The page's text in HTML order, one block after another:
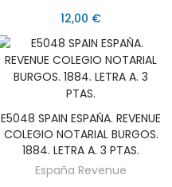
12,00 €
AÑADIR AL CARRITO
E5048 SPAIN ESPAÑA. REVENUE
COLEGIO NOTARIAL BURGOS.
1884. LETRA A. 3 PTAS.
España Revenue